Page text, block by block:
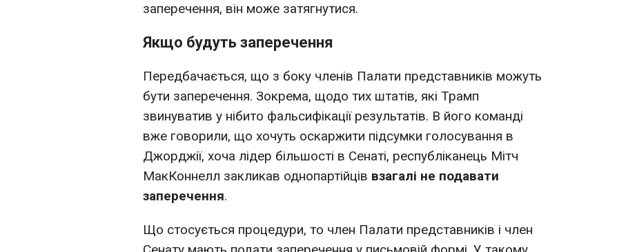
заперечення, він може затягнутися.
Якщо будуть заперечення
Передбачається, що з боку членів Палати представників можуть
бути заперечення. Зокрема, щодо тих штатів, які Трамп
звинуватив у нібито фальсифікації результатів. В його команді
вже говорили, що хочуть оскаржити підсумки голосування в
Джорджії, хоча лідер більшості в Сенаті, республіканець Мітч
МакКоннелл закликав однопартійців взагалі не подавати
заперечення.
Що стосується процедури, то член Палати представників і член